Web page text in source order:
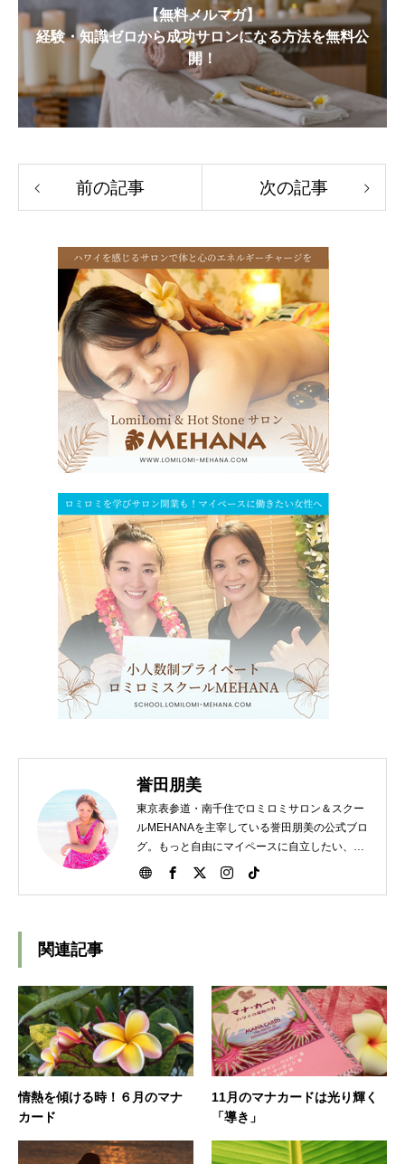
【無料メルマガ】
経験・知識ゼロから成功サロンになる方法を無料公
開！
前の記事 次の記事
誉田朋美
東京表参道・南千住でロミロミサロン＆スクー
ルMEHANAを主宰している誉田朋美の公式ブロ
グ。もっと自由にマイペースに自立したい、独
立開業したい女性をサポート。心が軽くなるハ
関連記事
情熱を傾ける時！６月のマナ
カード
11月のマナカードは光り輝く
「導き」